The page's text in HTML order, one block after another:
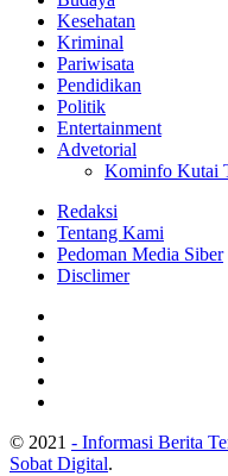
Kesehatan
Kriminal
Pariwisata
Pendidikan
Politik
Entertainment
Advetorial
Kominfo Kutai
Redaksi
Tentang Kami
Pedoman Media Siber
Disclimer
© 2021 - Informasi Berita
Sobat Digital.